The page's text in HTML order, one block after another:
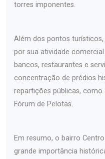
torres imponentes.
Além dos pontos
por sua atividade
bancos, restaurantes e
concentração de prédios
repartições públicas,
Fórum de Pelotas.
Em resumo, o bairro
grande importância